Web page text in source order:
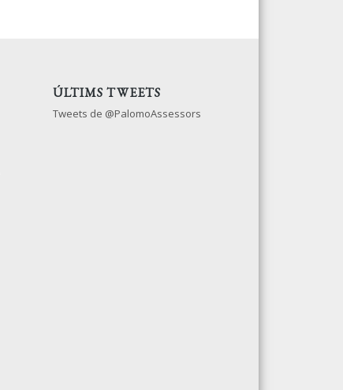
ÚLTIMS TWEETS
Tweets de @PalomoAssessors